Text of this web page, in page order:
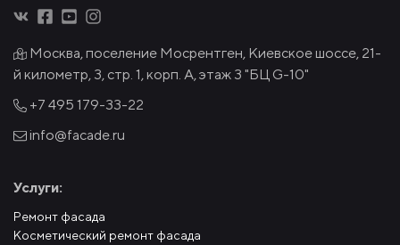
Москва, поселение Мосрентген, Киевское шоссе, 21-
й километр, 3, стр. 1, корп. А, этаж 3 "БЦ G-10"
+7 495 179-33-22
info@facade.ru
Услуги:
Ремонт фасада
Косметический ремонт фасада